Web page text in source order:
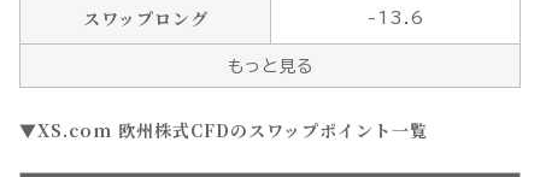
スワップロング -13.6
もっと見る
XS.com 欧州株式CFDのスワップポイント一覧